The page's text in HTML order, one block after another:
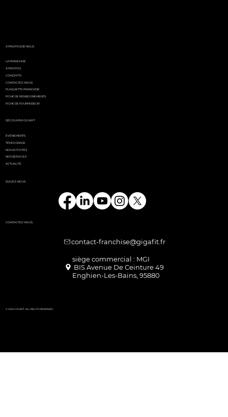
DÉCOUVRIR GIGAFIT
ÉVÉNEMENTS
TÉMOIGNAGE
NOS ACTIVITÉS
NOS SERVICES
ACTUALITÉ
CONTACTEZ-NOUS
contact-franchise@gigafit.fr
Enghien-Les-Bains, 95880
À PROPOS DE NOUS
LA FRANCHISE
À PROPOS
CONCEPTS
CONTACTEZ-NOUS
PLAQUETTE FRANCHISE
FICHE DE RENSEIGNEMENTS
FICHE DE FOURNISSEUR
SUIVEZ-NOUS
© 2025 GIGAFIT. ALL RIGHTS RESERVED.